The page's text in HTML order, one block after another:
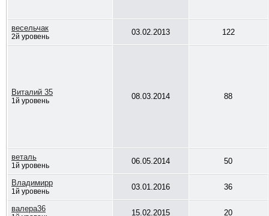
весельчак
2й уровень 03.02.2013 122
Виталий 35
1й уровень 08.03.2014 88
веталь
1й уровень 06.05.2014 50
Владимирр
1й уровень 03.01.2016 36
валера36 15.02.2015 20